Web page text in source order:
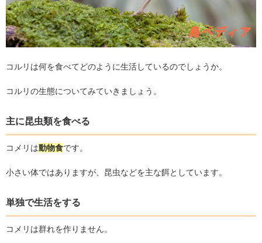
コルリは何を食べてどのように生活しているのでしょうか。
コルリの生態についてみていきましょう。
主に昆虫類を食べる
コメリは動物食です。
小さい体ではありますが、昆虫などを主な餌としています。
単独で生活をする
コメリは群れを作りません。